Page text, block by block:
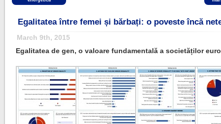
Egalitatea între femei și bărbați: o poveste încă
March 9th, 2015
Egalitatea de gen, o valoare fundamentală a societăților